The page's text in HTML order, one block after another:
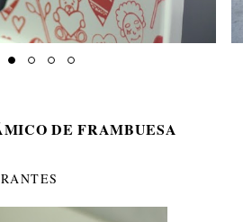
DE FRAMBUESA